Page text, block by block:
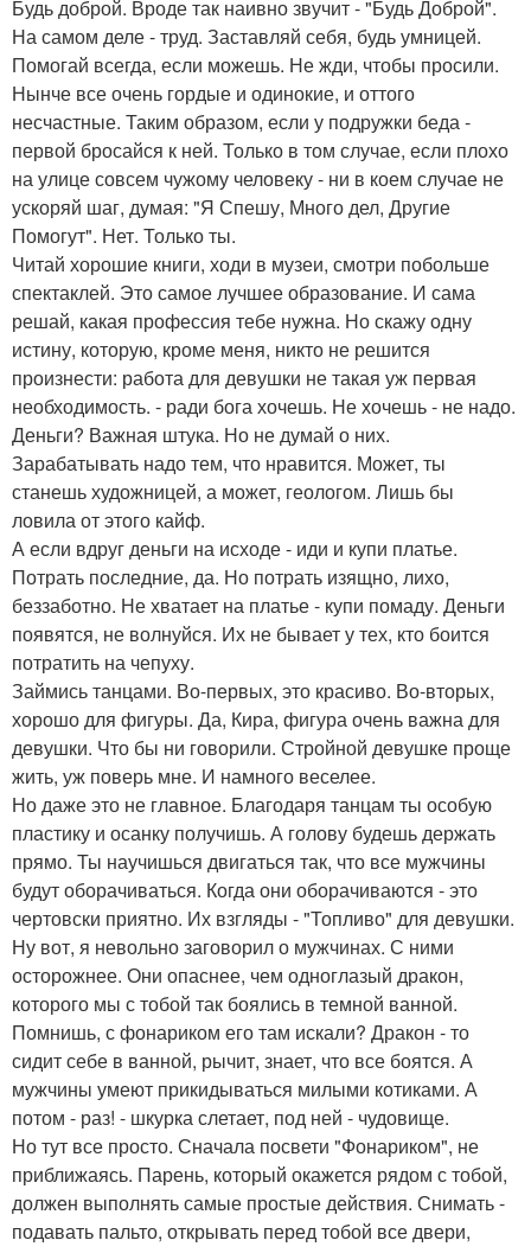
Будь доброй. Вроде так наивно звучит - "Будь Доброй".
На самом деле - труд. Заставляй себя, будь умницей.
Помогай всегда, если можешь. Не жди, чтобы просили.
Нынче все очень гордые и одинокие, и оттого
несчастные. Таким образом, если у подружки беда -
первой бросайся к ней. Только в том случае, если плохо
на улице совсем чужому человеку - ни в коем случае не
ускоряй шаг, думая: "Я Спешу, Много дел, Другие
Помогут". Нет. Только ты.
Читай хорошие книги, ходи в музеи, смотри побольше
спектаклей. Это самое лучшее образование. И сама
решай, какая профессия тебе нужна. Но скажу одну
истину, которую, кроме меня, никто не решится
произнести: работа для девушки не такая уж первая
необходимость. - ради бога хочешь. Не хочешь - не надо.
Деньги? Важная штука. Но не думай о них.
Зарабатывать надо тем, что нравится. Может, ты
станешь художницей, а может, геологом. Лишь бы
ловила от этого кайф.
А если вдруг деньги на исходе - иди и купи платье.
Потрать последние, да. Но потрать изящно, лихо,
беззаботно. Не хватает на платье - купи помаду. Деньги
появятся, не волнуйся. Их не бывает у тех, кто боится
потратить на чепуху.
Займись танцами. Во-первых, это красиво. Во-вторых,
хорошо для фигуры. Да, Кира, фигура очень важна для
девушки. Что бы ни говорили. Стройной девушке проще
жить, уж поверь мне. И намного веселее.
Но даже это не главное. Благодаря танцам ты особую
пластику и осанку получишь. А голову будешь держать
прямо. Ты научишься двигаться так, что все мужчины
будут оборачиваться. Когда они оборачиваются - это
чертовски приятно. Их взгляды - "Топливо" для девушки.
Ну вот, я невольно заговорил о мужчинах. С ними
осторожнее. Они опаснее, чем одноглазый дракон,
которого мы с тобой так боялись в темной ванной.
Помнишь, с фонариком его там искали? Дракон - то
сидит себе в ванной, рычит, знает, что все боятся. А
мужчины умеют прикидываться милыми котиками. А
потом - раз! - шкурка слетает, под ней - чудовище.
Но тут все просто. Сначала посвети "Фонариком", не
приближаясь. Парень, который окажется рядом с тобой,
должен выполнять самые простые действия. Снимать -
подавать пальто, открывать перед тобой все двери,